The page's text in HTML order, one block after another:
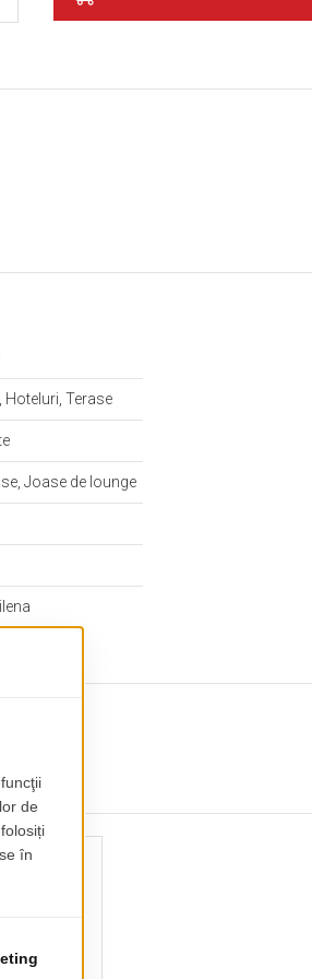
Hoteluri, Terase
Joase de lounge